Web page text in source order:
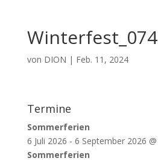
Winterfest_074
von DION | Feb. 11, 2024
Termine
Sommerferien
6 Juli 2026 - 6 September 2026 @
Sommerferien